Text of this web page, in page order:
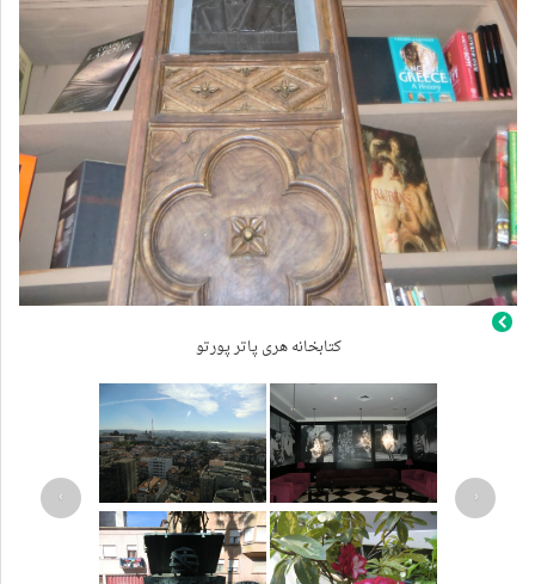
کتابخانه هری پاتر پورتو
‹
›